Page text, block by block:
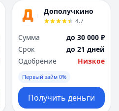
Дополучкино
4.7
Сумма
до 30 000 ₽
Срок
до 21 дней
Одобрение
Низкое
Первый займ 0%
Получить деньги